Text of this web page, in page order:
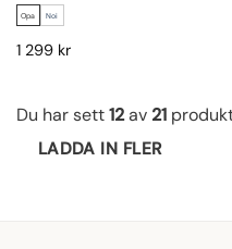
Opa Noi
1 299 kr
Du har sett12av 21
LADDA IN FLER